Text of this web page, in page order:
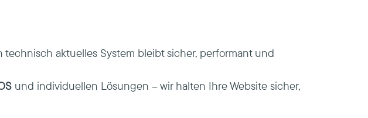
aktuelles System bleibt sicher, performant und
und individuellen Lösungen – wir halten Ihre Website sicher,